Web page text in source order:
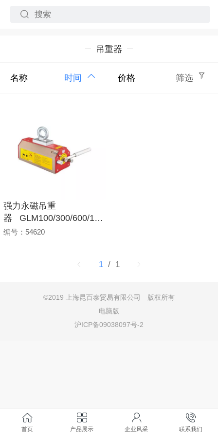
吊重器
名称 时间 价格 筛选
强力永磁吊重
器 GLM100/300/600/1000/2000/3000
编号：54620
1 / 1
©2019 上海昆百泰贸易有限公司 版权所有
电脑版
沪ICP备09038097号-2
首页 产品展示 企业风采 联系我们